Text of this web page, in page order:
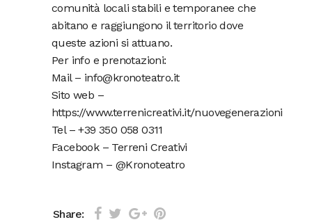
comunità locali stabili e temporanee che
abitano e raggiungono il territorio dove
queste azioni si attuano.
Per info e prenotazioni:
Mail – info@kronoteatro.it
Sito web –
https://www.terrenicreativi.it/nuovegenerazioni
Tel – +39 350 058 0311
Facebook – Terreni Creativi
Instagram – @Kronoteatro
Share: